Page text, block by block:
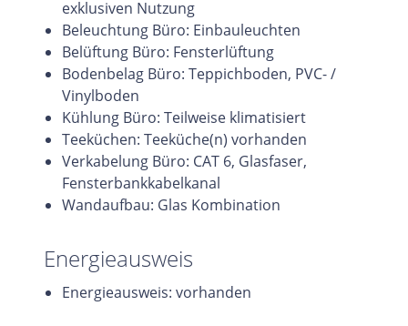
exklusiven Nutzung
Beleuchtung Büro: Einbauleuchten
Belüftung Büro: Fensterlüftung
Bodenbelag Büro: Teppichboden, PVC- /
Vinylboden
Kühlung Büro: Teilweise klimatisiert
Teeküchen: Teeküche(n) vorhanden
Verkabelung Büro: CAT 6, Glasfaser,
Fensterbankkabelkanal
Wandaufbau: Glas Kombination
Energieausweis
Energieausweis: vorhanden